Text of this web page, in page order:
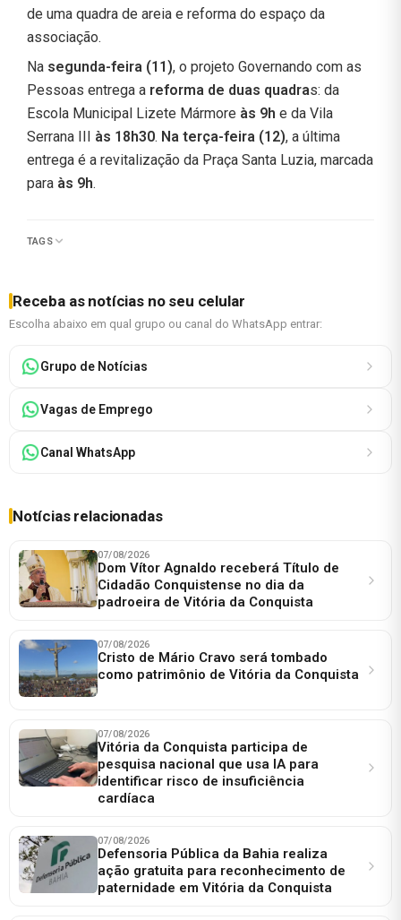
de uma quadra de areia e reforma do espaço da
associação.
Na segunda-feira (11), o projeto Governando com as
Pessoas entrega a reforma de duas quadras: da
Escola Municipal Lizete Mármore às 9h e da Vila
Serrana III às 18h30. Na terça-feira (12), a última
entrega é a revitalização da Praça Santa Luzia, marcada
para às 9h.
TAGS
Receba as notícias no seu celular
Escolha abaixo em qual grupo ou canal do WhatsApp entrar:
Grupo de Notícias
Vagas de Emprego
Canal WhatsApp
Notícias relacionadas
07/08/2026
Dom Vítor Agnaldo receberá Título de
Cidadão Conquistense no dia da
padroeira de Vitória da Conquista
07/08/2026
Cristo de Mário Cravo será tombado
como patrimônio de Vitória da Conquista
07/08/2026
Vitória da Conquista participa de
pesquisa nacional que usa IA para
identificar risco de insuficiência
cardíaca
07/08/2026
Defensoria Pública da Bahia realiza
ação gratuita para reconhecimento de
paternidade em Vitória da Conquista